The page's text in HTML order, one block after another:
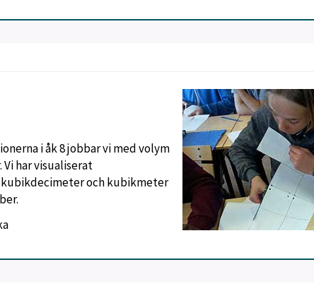
i åk 8 jobbar vi med volym
har visualiserat
och kubikmeter